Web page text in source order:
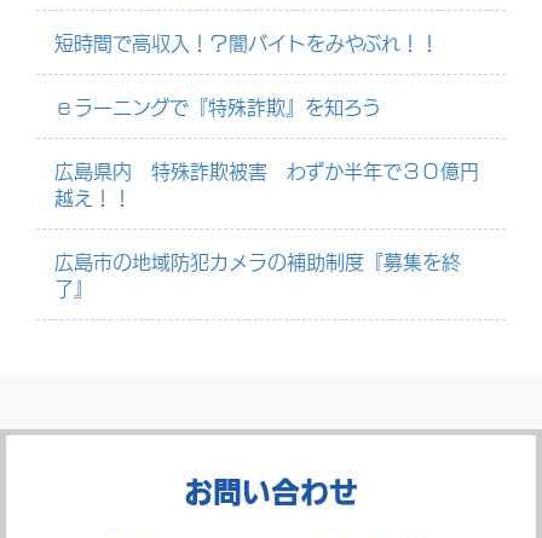
短時間で高収入！？闇バイトをみやぶれ！！
ｅラーニングで『特殊詐欺』を知ろう
広島県内 特殊詐欺被害 わずか半年で３０億円
越え！！
広島市の地域防犯カメラの補助制度『募集を終
了』
お問い合わせ